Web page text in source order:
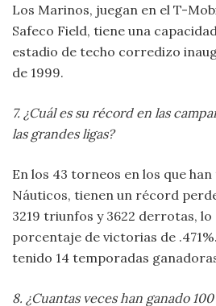
Los Marinos, juegan en el T-
Safeco Field, tiene una
estadio de techo corredizo
de 1999.
7. ¿Cuál es su récord en las
las grandes ligas?
En los 43 torneos en los que
Náuticos, tienen un récord
3219 triunfos y 3622 derrotas,
porcentaje de victorias de
tenido 14 temporadas
8. ¿Cuantas veces han ganado